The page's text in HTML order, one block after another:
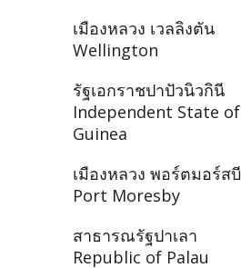
เมืองหลวง เวลลิงตัน
Wellington
รัฐเอกราชปาปัวนิวกินี
Independent State
Guinea
เมืองหลวง พอร์ตมอร์สบี
Port Moresby
สาธารณรัฐปาเลา
Republic of Palau